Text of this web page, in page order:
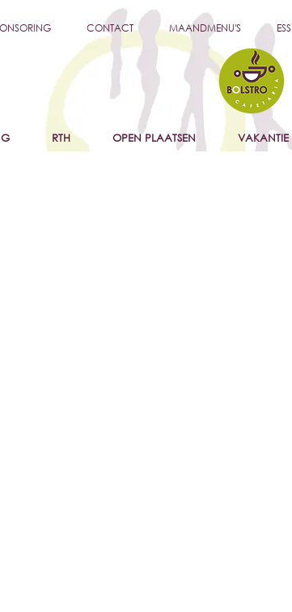
CONTACT MAANDMENU'S ESS
RTH OPEN PLAATSEN VAKANTIE